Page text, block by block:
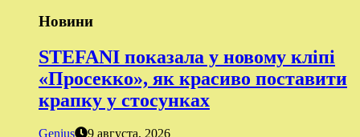
Новини
STEFANI показала у новому кліпі
«Просекко», як красиво поставити
крапку у стосунках
Genius
9 августа, 2026